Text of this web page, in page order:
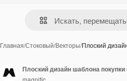
Главная/Стоковый/Векторы/Плоский
Плоский дизайн шаблона
magnific